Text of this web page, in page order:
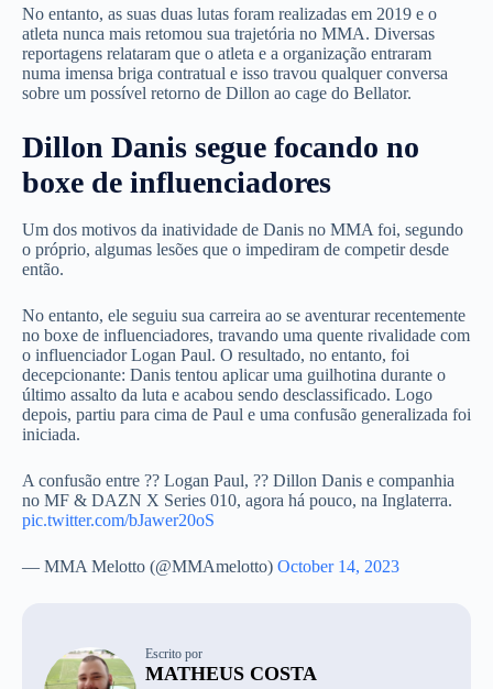
No entanto, as suas duas lutas foram realizadas em 2019 e o
atleta nunca mais retomou sua trajetória no MMA. Diversas
reportagens relataram que o atleta e a organização entraram
numa imensa briga contratual e isso travou qualquer conversa
sobre um possível retorno de Dillon ao cage do Bellator.
Dillon Danis segue focando no
boxe de influenciadores
Um dos motivos da inatividade de Danis no MMA foi, segundo
o próprio, algumas lesões que o impediram de competir desde
então.
No entanto, ele seguiu sua carreira ao se aventurar recentemente
no boxe de influenciadores, travando uma quente rivalidade com
o influenciador Logan Paul. O resultado, no entanto, foi
decepcionante: Danis tentou aplicar uma guilhotina durante o
último assalto da luta e acabou sendo desclassificado. Logo
depois, partiu para cima de Paul e uma confusão generalizada foi
iniciada.
A confusão entre ?? Logan Paul, ?? Dillon Danis e companhia
no MF & DAZN X Series 010, agora há pouco, na Inglaterra.
pic.twitter.com/bJawer20oS
— MMA Melotto (@MMAmelotto) October 14, 2023
Escrito por
MATHEUS COSTA